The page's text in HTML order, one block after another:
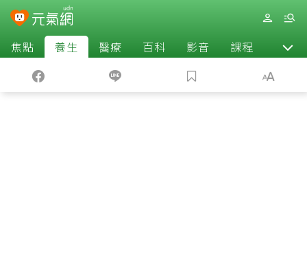
焦點 養生 醫療 百科 影音 課程 退休